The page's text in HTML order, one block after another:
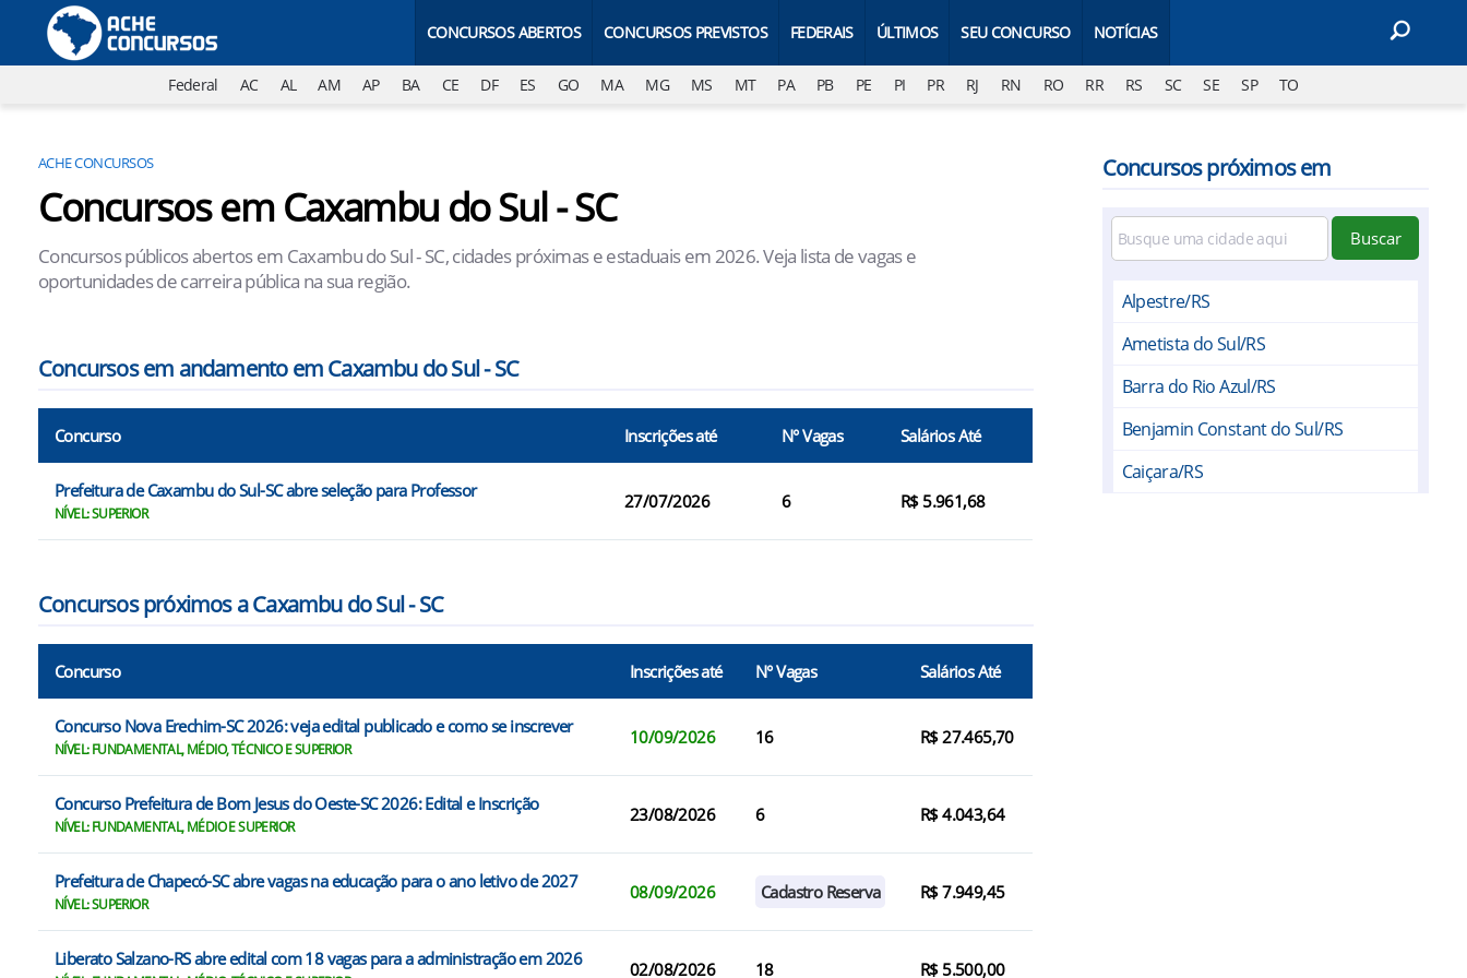
CONCURSOS ABERTOS CONCURSOS PREVISTOS FEDERAIS ÚLTIMOS SEU CONCURSO NOTÍCIAS
Federal AC AL AM AP BA CE DF ES GO MA MG MS MT PA PB PE PI PR RJ RN RO RR RS SC SE SP TO
ACHE CONCURSOS
Concursos em Caxambu do Sul - SC
Concursos públicos abertos em Caxambu do Sul - SC, cidades próximas e estaduais em 2026. Veja lista de vagas e
oportunidades de carreira pública na sua região.
Concursos em andamento em Caxambu do Sul - SC
Concurso Inscrições até N° Vagas Salários Até
Prefeitura de Caxambu do Sul-SC abre seleção para Professor
NÍVEL: SUPERIOR
27/07/2026 6 R$ 5.961,68
Concursos próximos a Caxambu do Sul - SC
Concurso Inscrições até N° Vagas Salários Até
Concurso Nova Erechim-SC 2026: veja edital publicado e como se inscrever
NÍVEL: FUNDAMENTAL, MÉDIO, TÉCNICO E SUPERIOR
10/09/2026 16 R$ 27.465,70
Concurso Prefeitura de Bom Jesus do Oeste-SC 2026: Edital e Inscrição
NÍVEL: FUNDAMENTAL, MÉDIO E SUPERIOR
23/08/2026 6 R$ 4.043,64
Prefeitura de Chapecó-SC abre vagas na educação para o ano letivo de 2027
NÍVEL: SUPERIOR
08/09/2026 Cadastro Reserva R$ 7.949,45
Liberato Salzano-RS abre edital com 18 vagas para a administração em 2026 02/08/2026 18 R$ 5.500,00
Concursos próximos em
Buscar
Alpestre/RS
Ametista do Sul/RS
Barra do Rio Azul/RS
Benjamin Constant do Sul/RS
Caiçara/RS